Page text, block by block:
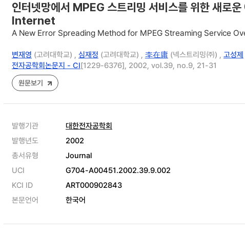
인터넷망에서 MPEG 스트리밍 서비스를 위한
Internet
A New Error Spreading Method for MPEG Streaming Service
변재영 (고려대학교) , 심재정 (고려대학교) , 李在庸 (넥스트리밍㈜) , 고성제
전자공학회논문지 - CI[1229-6376], 2002, vol.39, no.9, 21-31
원문보기
발행기관
대한전자공학회
발행년도
2002
총서유형
Journal
UCI
G704-A00451.2002.39.9.002
KCI ID
ART000902843
본문언어
한국어